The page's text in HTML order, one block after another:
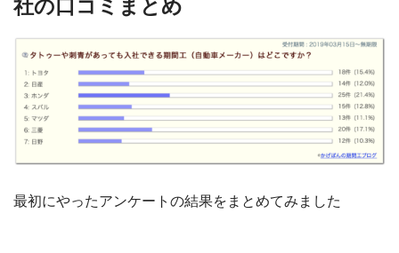
社の口コミまとめ
最初にやったアンケートの結果をまとめてみました